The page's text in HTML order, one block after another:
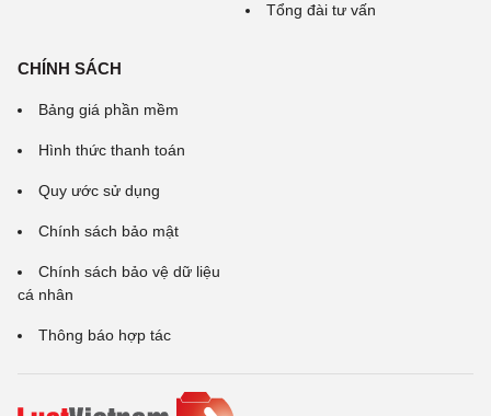
Tổng đài tư vấn
CHÍNH SÁCH
Bảng giá phần mềm
Hình thức thanh toán
Quy ước sử dụng
Chính sách bảo mật
Chính sách bảo vệ dữ liệu
cá nhân
Thông báo hợp tác